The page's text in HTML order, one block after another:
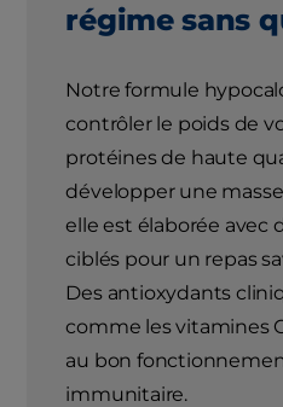
régime sans
Notre formule
contrôler le poids de
protéines de haute
développer une
elle est élaborée avec
ciblés pour un repas
Des antioxydants
comme les vitamines
au bon
immunitaire.